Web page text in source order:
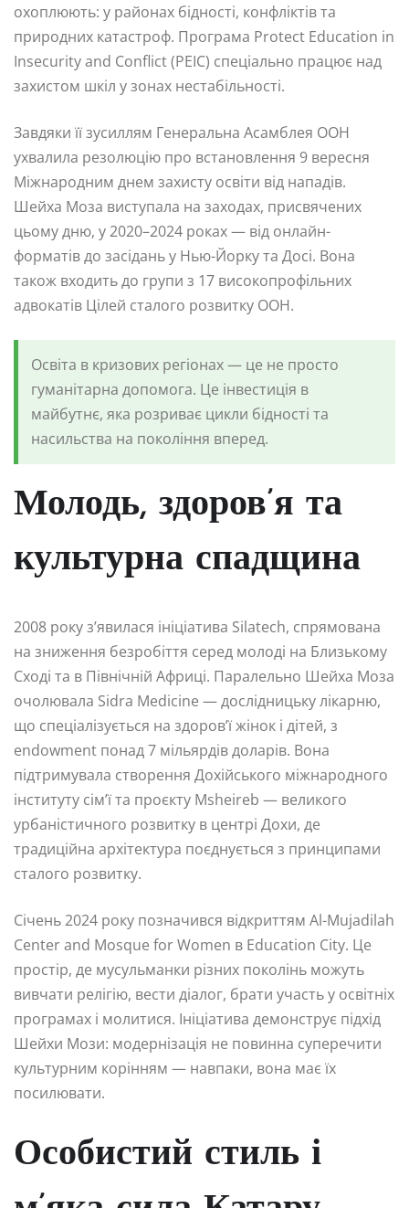
охоплюють: у районах бідності, конфліктів та
природних катастроф. Програма Protect Education in
Insecurity and Conflict (PEIC) спеціально працює над
захистом шкіл у зонах нестабільності.
Завдяки її зусиллям Генеральна Асамблея ООН
ухвалила резолюцію про встановлення 9 вересня
Міжнародним днем захисту освіти від нападів.
Шейха Моза виступала на заходах, присвячених
цьому дню, у 2020–2024 роках — від онлайн-
форматів до засідань у Нью-Йорку та Досі. Вона
також входить до групи з 17 високопрофільних
адвокатів Цілей сталого розвитку ООН.
Освіта в кризових регіонах — це не просто
гуманітарна допомога. Це інвестиція в
майбутнє, яка розриває цикли бідності та
насильства на покоління вперед.
Молодь, здоров’я та
культурна спадщина
2008 року з’явилася ініціатива Silatech, спрямована
на зниження безробіття серед молоді на Близькому
Сході та в Північній Африці. Паралельно Шейха Моза
очолювала Sidra Medicine — дослідницьку лікарню,
що спеціалізується на здоров’ї жінок і дітей, з
endowment понад 7 мільярдів доларів. Вона
підтримувала створення Дохійського міжнародного
інституту сім’ї та проєкту Msheireb — великого
урбаністичного розвитку в центрі Дохи, де
традиційна архітектура поєднується з принципами
сталого розвитку.
Січень 2024 року позначився відкриттям Al-Mujadilah
Center and Mosque for Women в Education City. Це
простір, де мусульманки різних поколінь можуть
вивчати релігію, вести діалог, брати участь у освітніх
програмах і молитися. Ініціатива демонструє підхід
Шейхи Мози: модернізація не повинна суперечити
культурним корінням — навпаки, вона має їх
посилювати.
Особистий стиль і